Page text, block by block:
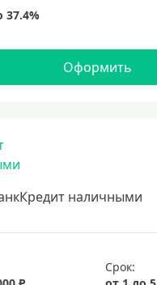
Оформить
наличными
Срок: